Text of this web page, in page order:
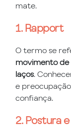
mate.
1. Rapport
O termo se
movimento de
laços.
e
confiança.
2. Postura